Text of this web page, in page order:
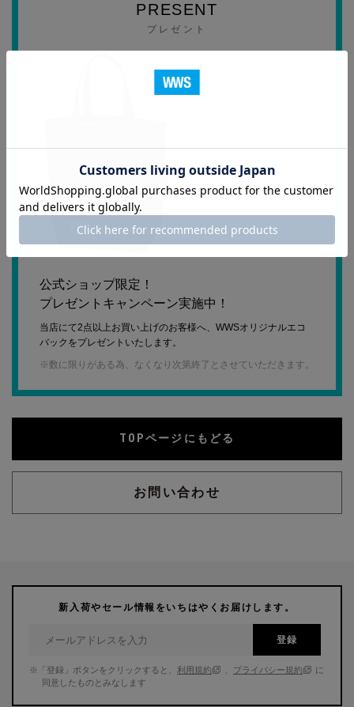
PRESENT
プレゼント
公式ショップ限定！
プレゼントキャンペーン実施中！
当店にて2点以上お買い上げのお客様へ、WWSオリジナルエコ
バックをプレゼントいたします。
※数に限りがある為、なくなり次第終了とさせていただきます。
TOPページにもどる
お問い合わせ
新入荷やセール情報をいちはやくお届けします。
登録
※「登録」ボタンをクリックすると、 利用規約 プライバシー規約
に
同意したものとみなします